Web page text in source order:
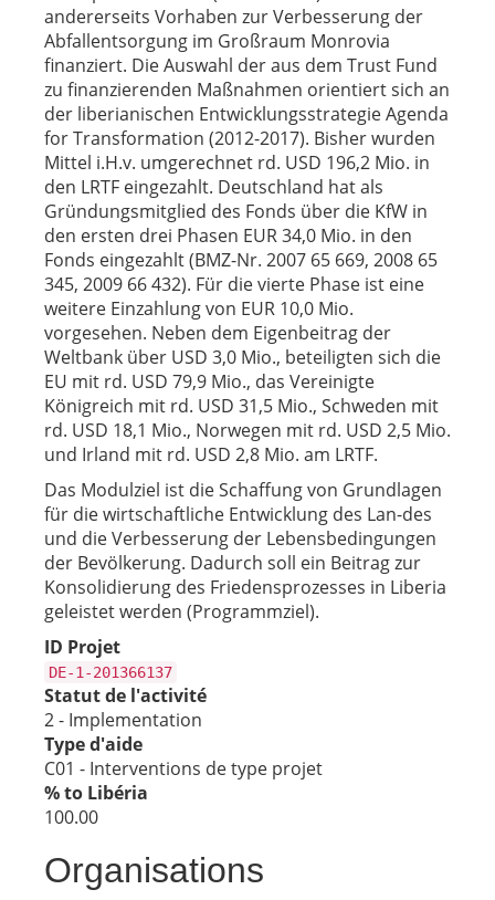
andererseits Vorhaben zur Verbesserung der
Abfallentsorgung im Großraum Monrovia
finanziert. Die Auswahl der aus dem Trust Fund
zu finanzierenden Maßnahmen orientiert sich an
der liberianischen Entwicklungsstrategie Agenda
for Transformation (2012-2017). Bisher wurden
Mittel i.H.v. umgerechnet rd. USD 196,2 Mio. in
den LRTF eingezahlt. Deutschland hat als
Gründungsmitglied des Fonds über die KfW in
den ersten drei Phasen EUR 34,0 Mio. in den
Fonds eingezahlt (BMZ-Nr. 2007 65 669, 2008 65
345, 2009 66 432). Für die vierte Phase ist eine
weitere Einzahlung von EUR 10,0 Mio.
vorgesehen. Neben dem Eigenbeitrag der
Weltbank über USD 3,0 Mio., beteiligten sich die
EU mit rd. USD 79,9 Mio., das Vereinigte
Königreich mit rd. USD 31,5 Mio., Schweden mit
rd. USD 18,1 Mio., Norwegen mit rd. USD 2,5 Mio.
und Irland mit rd. USD 2,8 Mio. am LRTF.
Das Modulziel ist die Schaffung von Grundlagen
für die wirtschaftliche Entwicklung des Lan-des
und die Verbesserung der Lebensbedingungen
der Bevölkerung. Dadurch soll ein Beitrag zur
Konsolidierung des Friedensprozesses in Liberia
geleistet werden (Programmziel).
ID Projet
DE-1-201366137
Statut de l'activité
2 - Implementation
Type d'aide
C01 - Interventions de type projet
% to Libéria
100.00
Organisations